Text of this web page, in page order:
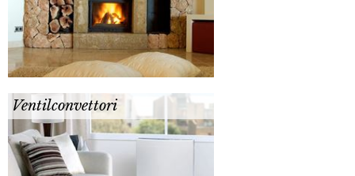
Ventilconvettori